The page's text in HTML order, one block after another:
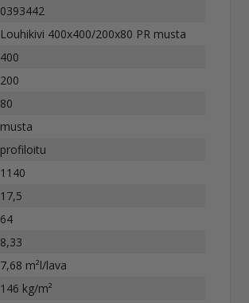
0393442
Louhikivi 400x400/200x80 PR musta
400
200
80
musta
profiloitu
1140
17,5
64
8,33
7,68 m²l/lava
146 kg/m²